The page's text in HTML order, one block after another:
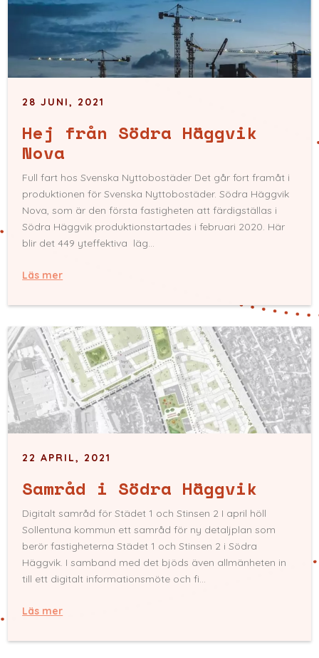
28 JUNI, 2021
Hej från Södra Häggvik
Nova
Full fart hos Svenska Nyttobostäder Det går fort framåt i
produktionen för Svenska Nyttobostäder. Södra Häggvik
Nova, som är den första fastigheten att färdigställas i
Södra Häggvik produktionstartades i februari 2020. Här
blir det 449 yteffektiva läg...
Läs mer
22 APRIL, 2021
Samråd i Södra Häggvik
Digitalt samråd för Städet 1 och Stinsen 2 I april höll
Sollentuna kommun ett samråd för ny detaljplan som
berör fastigheterna Städet 1 och Stinsen 2 i Södra
Häggvik. I samband med det bjöds även allmänheten in
till ett digitalt informationsmöte och fi...
Läs mer